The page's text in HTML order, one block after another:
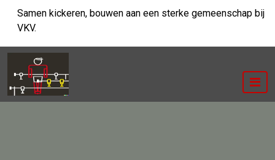
naar
inhoud
Samen kickeren, bouwen aan een sterke gemeenschap bij
VKV.